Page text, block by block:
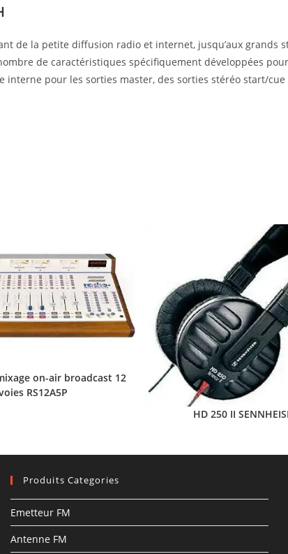
de la petite diffusion radio et internet, jusqu’aux grands
de caractéristiques spécifiquement développées
pour les sorties master, des sorties stéréo start/
on-air broadcast 12
RS12A5P
HD 250 II
Produits Categories
Emetteur FM
Antenne FM